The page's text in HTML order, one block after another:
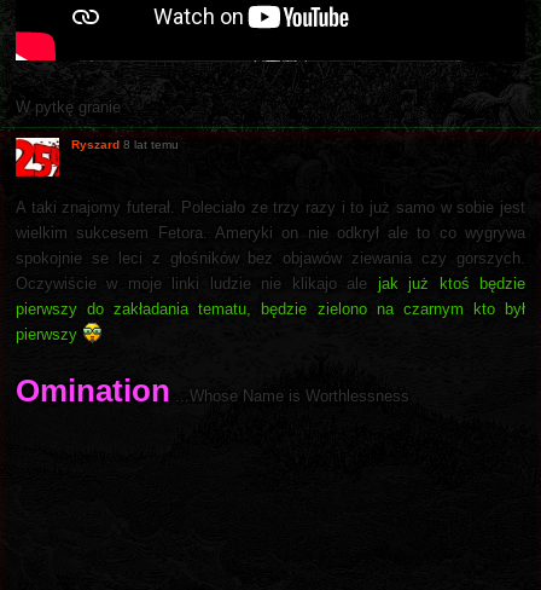
W pytkę granie
Ryszard 8 lat temu
A taki znajomy futerał. Poleciało ze trzy razy i to już samo w sobie jest
wielkim sukcesem Fetora. Ameryki on nie odkrył ale to co wygrywa
spokojnie se leci z głośników bez objawów ziewania czy gorszych.
Oczywiście w moje linki ludzie nie klikajo ale jak już ktoś będzie
pierwszy do zakładania tematu, będzie zielono na czarnym kto był
pierwszy
Omination .​.​.​Whose Name is Worthlessness